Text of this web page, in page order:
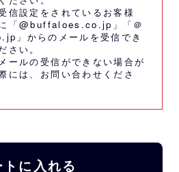
信設定をされているお客様
「@buffaloes.co.jp」「＠
」からのメールを受信でき
さい。
ールの受信ができない場合が
には、 お問い合わせくださ
トに入れる